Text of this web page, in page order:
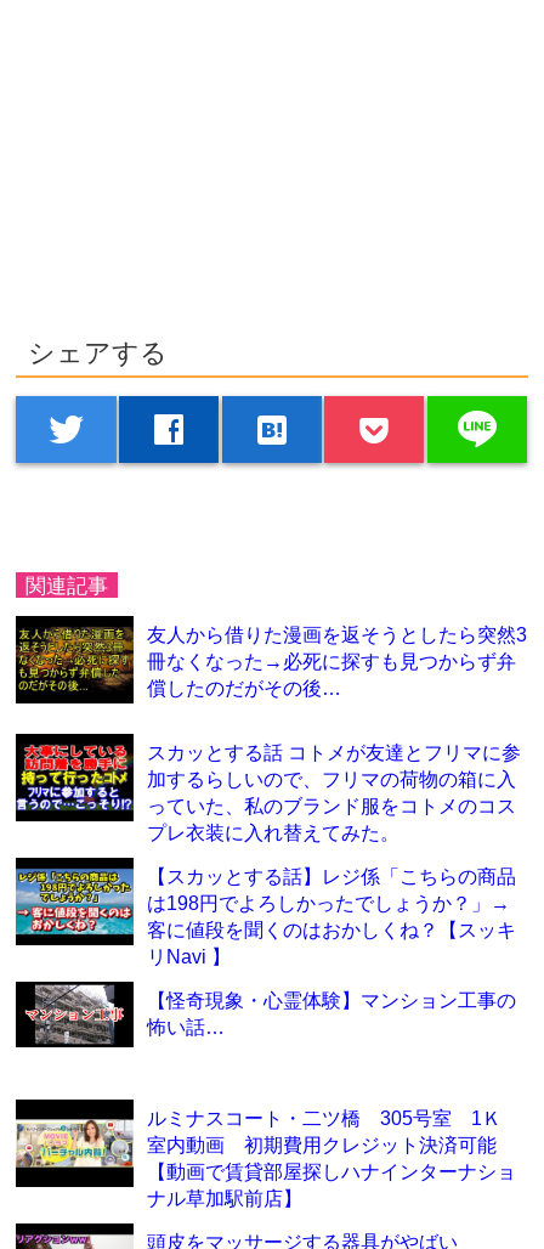
シェアする
twitter facebook hatenabookmark line
関連記事
友人から借りた漫画を返そうとしたら突然3
冊なくなった→必死に探すも見つからず弁
償したのだがその後…
スカッとする話 コトメが友達とフリマに参
加するらしいので、フリマの荷物の箱に入
っていた、私のブランド服をコトメのコス
プレ衣装に入れ替えてみた。
【スカッとする話】レジ係「こちらの商品
は198円でよろしかったでしょうか？」→
客に値段を聞くのはおかしくね？【スッキ
リNavi 】
【怪奇現象・心霊体験】マンション工事の
怖い話…
ルミナスコート・二ツ橋 305号室 1Ｋ
室内動画 初期費用クレジット決済可能
【動画で賃貸部屋探しハナインターナショ
ナル草加駅前店】
頭皮をマッサージする器具がやばい